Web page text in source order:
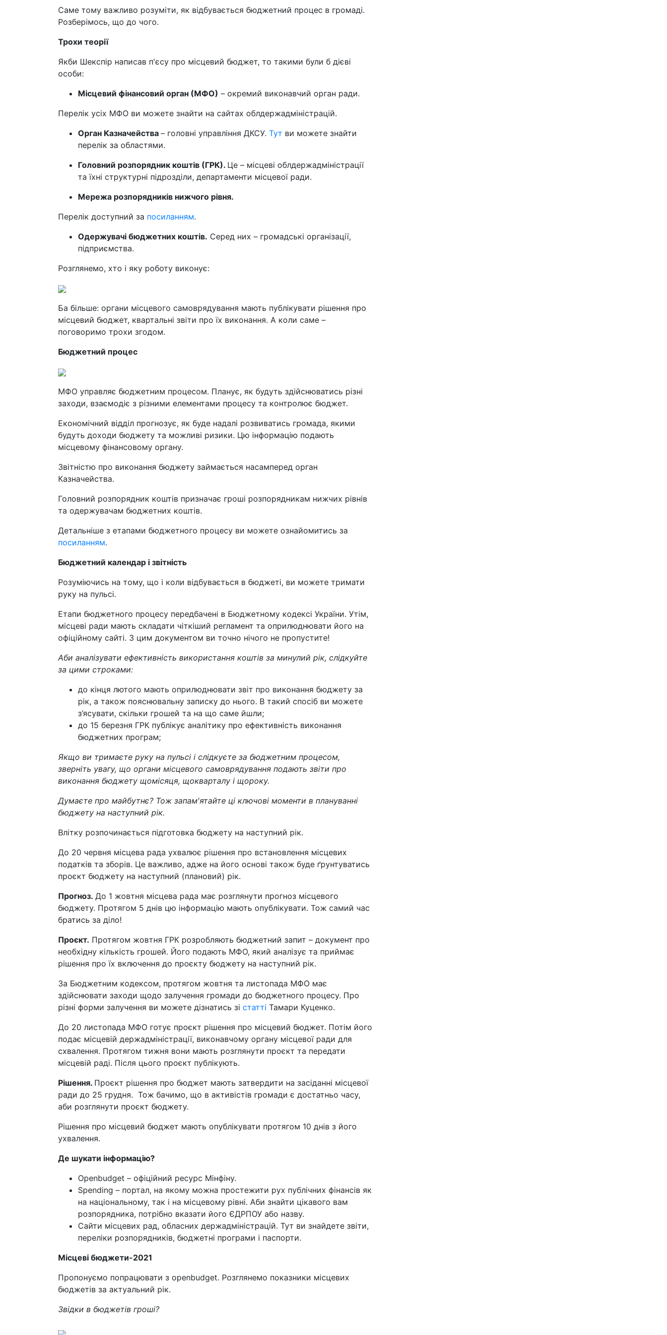
Саме тому важливо розуміти, як відбувається бюджетний процес в громаді.
Розберімось, що до чого.
Трохи теорії
Якби Шекспір написав п'єсу про місцевий бюджет, то такими були б дієві
особи:
Місцевий фінансовий орган (МФО) – окремий виконавчий орган ради.
Перелік усіх МФО ви можете знайти на сайтах облдержадміністрацій.
Орган Казначейства – головні управління ДКСУ. Тут ви можете знайти
перелік за областями.
Головний розпорядник коштів (ГРК). Це – місцеві облдержадміністрації
та їхні структурні підрозділи, департаменти місцевої ради.
Мережа розпорядників нижчого рівня.
Перелік доступний за посиланням.
Одержувачі бюджетних коштів. Серед них – громадські організації,
підприємства.
Розглянемо, хто і яку роботу виконує:
Ба більше: органи місцевого самоврядування мають публікувати рішення про
місцевий бюджет, квартальні звіти про їх виконання. А коли саме –
поговоримо трохи згодом.
Бюджетний процес
МФО управляє бюджетним процесом. Планує, як будуть здійснюватись різні
заходи, взаємодіє з різними елементами процесу та контролює бюджет.
Економічний відділ прогнозує, як буде надалі розвиватись громада, якими
будуть доходи бюджету та можливі ризики. Цю інформацію подають
місцевому фінансовому органу.
Звітністю про виконання бюджету займається насамперед орган
Казначейства.
Головний розпорядник коштів призначає гроші розпорядникам нижчих рівнів
та одержувачам бюджетних коштів.
Детальніше з етапами бюджетного процесу ви можете ознайомитись за
посиланням.
Бюджетний календар і звітність
Розуміючись на тому, що і коли відбувається в бюджеті, ви можете тримати
руку на пульсі.
Етапи бюджетного процесу передбачені в Бюджетному кодексі України. Утім,
місцеві ради мають складати чіткіший регламент та оприлюднювати його на
офіційному сайті. З цим документом ви точно нічого не пропустите!
Аби аналізувати ефективність використання коштів за минулий рік, слідкуйте
за цими строками:
до кінця лютого мають оприлюднювати звіт про виконання бюджету за
рік, а також пояснювальну записку до нього. В такий спосіб ви можете
з’ясувати, скільки грошей та на що саме йшли;
до 15 березня ГРК публікує аналітику про ефективність виконання
бюджетних програм;
Якщо ви тримаєте руку на пульсі і слідкуєте за бюджетним процесом,
зверніть увагу, що органи місцевого самоврядування подають звіти про
виконання бюджету щомісяця, щокварталу і щороку.
Думаєте про майбутнє? Тож запам'ятайте ці ключові моменти в плануванні
бюджету на наступний рік.
Влітку розпочинається підготовка бюджету на наступний рік.
До 20 червня місцева рада ухвалює рішення про встановлення місцевих
податків та зборів. Це важливо, адже на його основі також буде ґрунтуватись
проєкт бюджету на наступний (плановий) рік.
Прогноз. До 1 жовтня місцева рада має розглянути прогноз місцевого
бюджету. Протягом 5 днів цю інформацію мають опублікувати. Тож самий час
братись за діло!
Проєкт. Протягом жовтня ГРК розробляють бюджетний запит – документ про
необхідну кількість грошей. Його подають МФО, який аналізує та приймає
рішення про їх включення до проєкту бюджету на наступний рік.
За Бюджетним кодексом, протягом жовтня та листопада МФО має
здійснювати заходи щодо залучення громади до бюджетного процесу. Про
різні форми залучення ви можете дізнатись зі статті Тамари Куценко.
До 20 листопада МФО готує проєкт рішення про місцевий бюджет. Потім його
подає місцевій держадміністрації, виконавчому органу місцевої ради для
схвалення. Протягом тижня вони мають розглянути проєкт та передати
місцевій раді. Після цього проєкт публікують.
Рішення. Проєкт рішення про бюджет мають затвердити на засіданні місцевої
ради до 25 грудня. Тож бачимо, що в активістів громади є достатньо часу,
аби розглянути проєкт бюджету.
Рішення про місцевий бюджет мають опублікувати протягом 10 днів з його
ухвалення.
Де шукати інформацію?
Openbudget – офіційний ресурс Мінфіну.
Spending – портал, на якому можна простежити рух публічних фінансів як
на національному, так і на місцевому рівні. Аби знайти цікавого вам
розпорядника, потрібно вказати його ЄДРПОУ або назву.
Сайти місцевих рад, обласних держадміністрацій. Тут ви знайдете звіти,
переліки розпорядників, бюджетні програми і паспорти.
Місцеві бюджети-2021
Пропонуємо попрацювати з openbudget. Розглянемо показники місцевих
бюджетів за актуальний рік.
Звідки в бюджетів гроші?